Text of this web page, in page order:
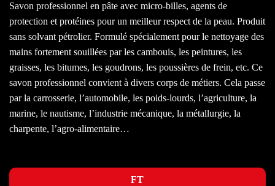
Savon professionnel en pâte avec micro-billes, agents de
protection et protéines pour un meilleur respect de la peau. Produit
sans solvant pétrolier. Formulé spécialement pour le nettoyage des
mains fortement souillées par les cambouis, les peintures, les
graisses, les bitumes, les goudrons, les poussières de frein, etc. Ce
savon professionnel convient à divers corps de métiers. Cela passe
par la carrosserie, l’automobile, les poids-lourds, l’agriculture, la
marine, le nautisme, l’industrie mécanique, la métallurgie, la
charpente, l’agro-alimentaire…
FT